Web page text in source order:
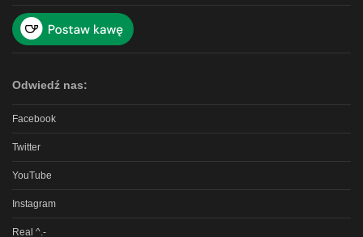
Odwiedź nas:
Facebook
Twitter
YouTube
Instagram
Real ^.-